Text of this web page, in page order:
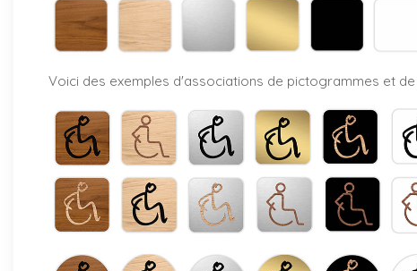
Voici des exemples d'associations de pictogrammes et